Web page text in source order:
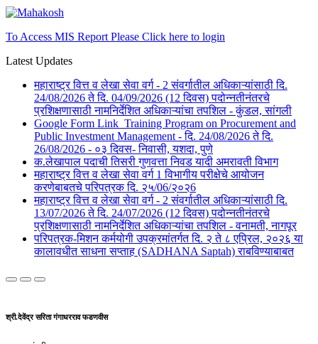
To Access MIS Report Please Click here to login
Latest Updates
महाराष्ट्र वित्त व लेखा सेवा वर्ग - 2 संवर्गातील अधिकाऱ्यांसाठी दि.
24/08/2026 ते दि. 04/09/2026 (12 दिवस) पदोन्नतीनंतरचे
प्रशिक्षणासाठी नामनिर्देशित अधिकाऱ्यांचा तपशिल - कुंडल, सांगली​​
Google Form Link_Training Program on Procurement and
Public Investment Management - दि. 24/08/2026 ते दि.
26/08/2026 - ०३ दिवस- निवासी, यशदा, पुणे​
क.लेखापाल पदाची तिसरी गुणवत्ता निवड यादी अमरावती विभाग
महाराष्ट्र वित्त व लेखा सेवा वर्ग 1 विभागीय परीक्षेचे आयोजन
करणेबाबतचे परिपत्रक दि. २५/06/२०२6
महाराष्ट्र वित्त व लेखा सेवा वर्ग - 2 संवर्गातील अधिकाऱ्यांसाठी दि.
13/07/2026 ते दि. 24/07/2026 (12 दिवस) पदोन्नतीनंतरचे
प्रशिक्षणासाठी नामनिर्देशित अधिकाऱ्यांचा तपशिल - वनामती, नागपूर
परिपत्रक-मिशन कर्मयोगी उपक्रमांतर्गत दि. २ ते ८ एप्रिल, २०२६ या
कालावधीत साधना सप्ताह (SADHANA Saptah) राबविण्याबाबत
श्री.देवेंद्र सरिता गंगाधरराव फडणवीस